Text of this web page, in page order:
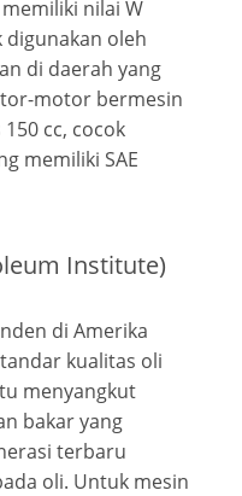
nilai W
oleh
di daerah yang
motor bermesin
cc, cocok
memiliki SAE
Institute)
di Amerika
kualitas oli
menyangkut
bakar yang
terbaru
oli. Untuk mesin